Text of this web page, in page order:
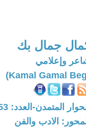
جمال بك
وإعلامي
المتمدن-العدد: 8253 - 2025 / 2 / 14 - 17:28
الادب والفن